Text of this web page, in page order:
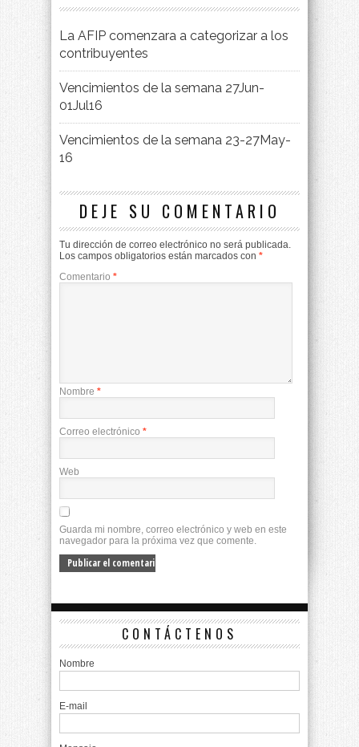
La AFIP comenzara a categorizar a los
contribuyentes
Vencimientos de la semana 27Jun-
01Jul16
Vencimientos de la semana 23-27May-
16
DEJE SU COMENTARIO
Tu dirección de correo electrónico no será publicada.
Los campos obligatorios están marcados con *
Comentario *
Nombre *
Correo electrónico *
Web
Guarda mi nombre, correo electrónico y web en este
navegador para la próxima vez que comente.
CONTÁCTENOS
Nombre
E-mail